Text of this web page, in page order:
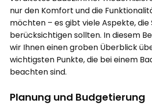
nur den Komfort und die
möchten – es gibt viele Aspekte, die
berücksichtigen sollten. In diesem
wir Ihnen einen groben Überblick
wichtigsten Punkte, die bei einem
beachten sind.
Planung und Budgetierung